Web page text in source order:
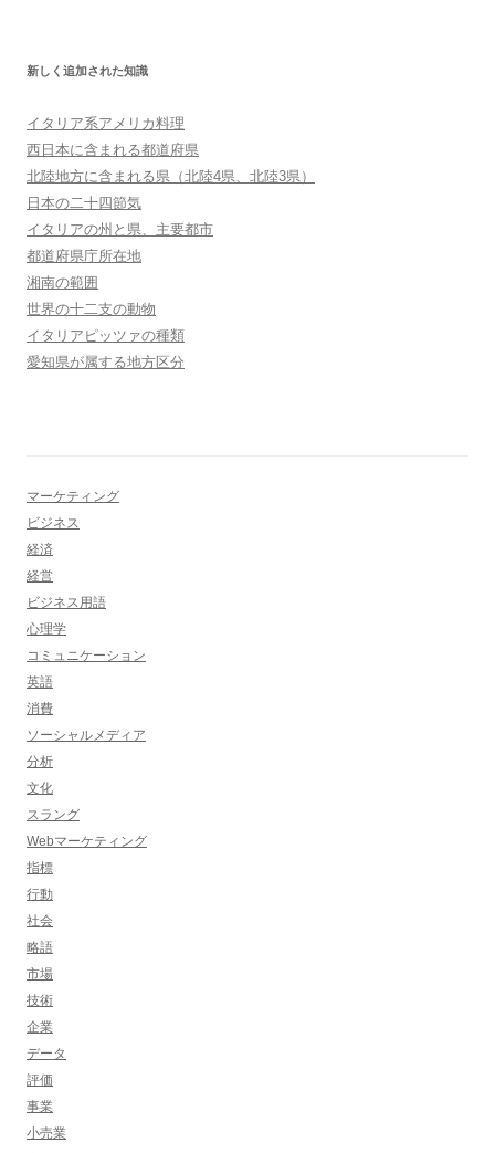
新しく追加された知識
イタリア系アメリカ料理
西日本に含まれる都道府県
北陸地方に含まれる県（北陸4県、北陸3県）
日本の二十四節気
イタリアの州と県、主要都市
都道府県庁所在地
湘南の範囲
世界の十二支の動物
イタリアピッツァの種類
愛知県が属する地方区分
マーケティング
ビジネス
経済
経営
ビジネス用語
心理学
コミュニケーション
英語
消費
ソーシャルメディア
分析
文化
スラング
Webマーケティング
指標
行動
社会
略語
市場
技術
企業
データ
評価
事業
小売業